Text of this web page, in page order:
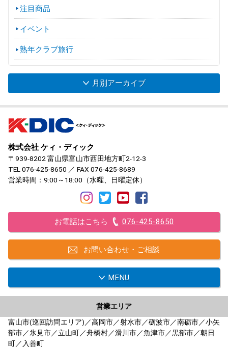
注目商品
イベント
熟年クラブ旅行
月別アーカイブ
株式会社 ケィ・ディック
〒939-8202 富山県富山市西田地方町2-12-3
TEL 076-425-8650 ／ FAX 076-425-8689
営業時間：9:00～18:00（水曜、日曜定休）
お電話はこちら 076-425-8650
お問い合わせ・ご相談
MENU
営業エリア
富山市(巡回訪問エリア)／高岡市／射水市／砺波市／南砺市／小矢
部市／氷見市／立山町／舟橋村／滑川市／魚津市／黒部市／朝日
町／入善町